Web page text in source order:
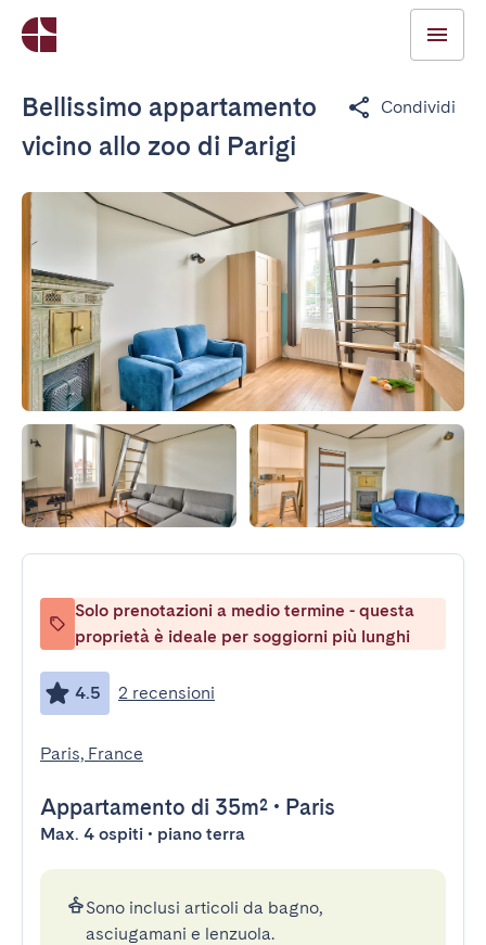
Bellissimo appartamento
vicino allo zoo di Parigi
Condividi
Solo prenotazioni a medio termine - questa
proprietà è ideale per soggiorni più lunghi
4.5 2 recensioni
Paris, France
Appartamento di 35m² • Paris
Max. 4 ospiti • piano terra
Sono inclusi articoli da bagno,
asciugamani e lenzuola.